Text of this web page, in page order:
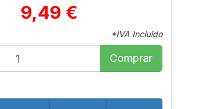
9,49 €
*IVA Incluido
Comprar